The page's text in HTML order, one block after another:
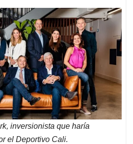
inversionista que haría
el Deportivo Cali.